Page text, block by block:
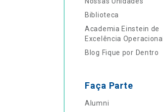
Biblioteca
Academia Einstein de
Excelência Operacional
Blog Fique por Dentro
Faça Parte
Alumni